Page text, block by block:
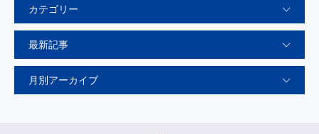
カテゴリー
最新記事
月別アーカイブ